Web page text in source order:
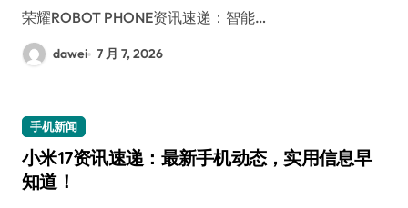
荣耀ROBOT PHONE资讯速递：智能…
dawei 7 月 7, 2026
手机新闻
小米17资讯速递：最新手机动态，实用信息早
知道！